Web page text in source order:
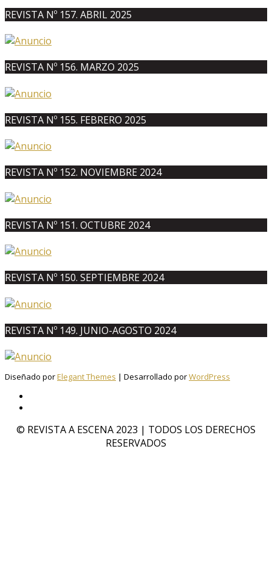
REVISTA Nº 157. ABRIL 2025
REVISTA Nº 156. MARZO 2025
REVISTA Nº 155. FEBRERO 2025
REVISTA Nº 152. NOVIEMBRE 2024
REVISTA Nº 151. OCTUBRE 2024
REVISTA Nº 150. SEPTIEMBRE 2024
REVISTA Nº 149. JUNIO-AGOSTO 2024
Diseñado porElegant Themes | Desarrollado porWordPress
© REVISTA A ESCENA 2023 | TODOS LOS DERECHOS
RESERVADOS